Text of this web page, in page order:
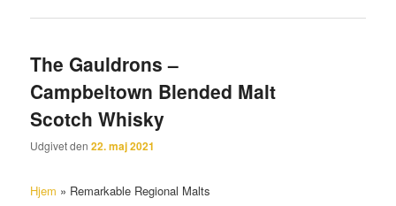
The Gauldrons –
Campbeltown Blended Malt
Scotch Whisky
Udgivet den22. maj 2021
Hjem » Remarkable Regional Malts